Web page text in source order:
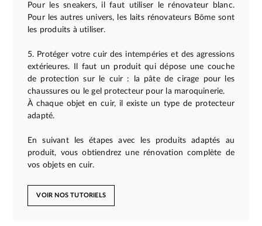
Pour les sneakers, il faut utiliser le rénovateur blanc.
Pour les autres univers, les laits rénovateurs Bōme sont
les produits à utiliser.
5. Protéger votre cuir des intempéries et des agressions
extérieures. Il faut un produit qui dépose une couche
de protection sur le cuir : la pâte de cirage pour les
chaussures ou le gel protecteur pour la maroquinerie.
À chaque objet en cuir, il existe un type de protecteur
adapté.
En suivant les étapes avec les produits adaptés au
produit, vous obtiendrez une rénovation complète de
vos objets en cuir.
VOIR NOS TUTORIELS